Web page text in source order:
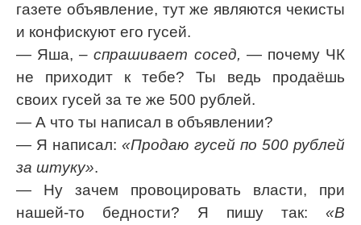
газете объявление, тут же являются чекисты
и конфискуют его гусей.
— Яша,– спрашивает сосед, — почему ЧК
не приходит к тебе? Ты ведь продаёшь
своих гусей за те же 500 рублей.
— А что ты написал в объявлении?
— Я написал:«Продаю гусей по 500 рублей
за штуку».
— Ну зачем провоцировать власти, при
нашей-то бедности? Я пишу так: «В